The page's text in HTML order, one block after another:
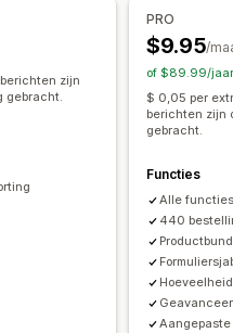
knoppen
Pop-ups
Adresvalidatie
in één klik
valuta Meerdere talen
Cadeauverpakking
Prioriteitsverwerking
zijn
gebracht.
PRO
$9.95/
of $89.99/
$ 0,05 per
berichten zijn
gebracht.
Functies
Alle
440